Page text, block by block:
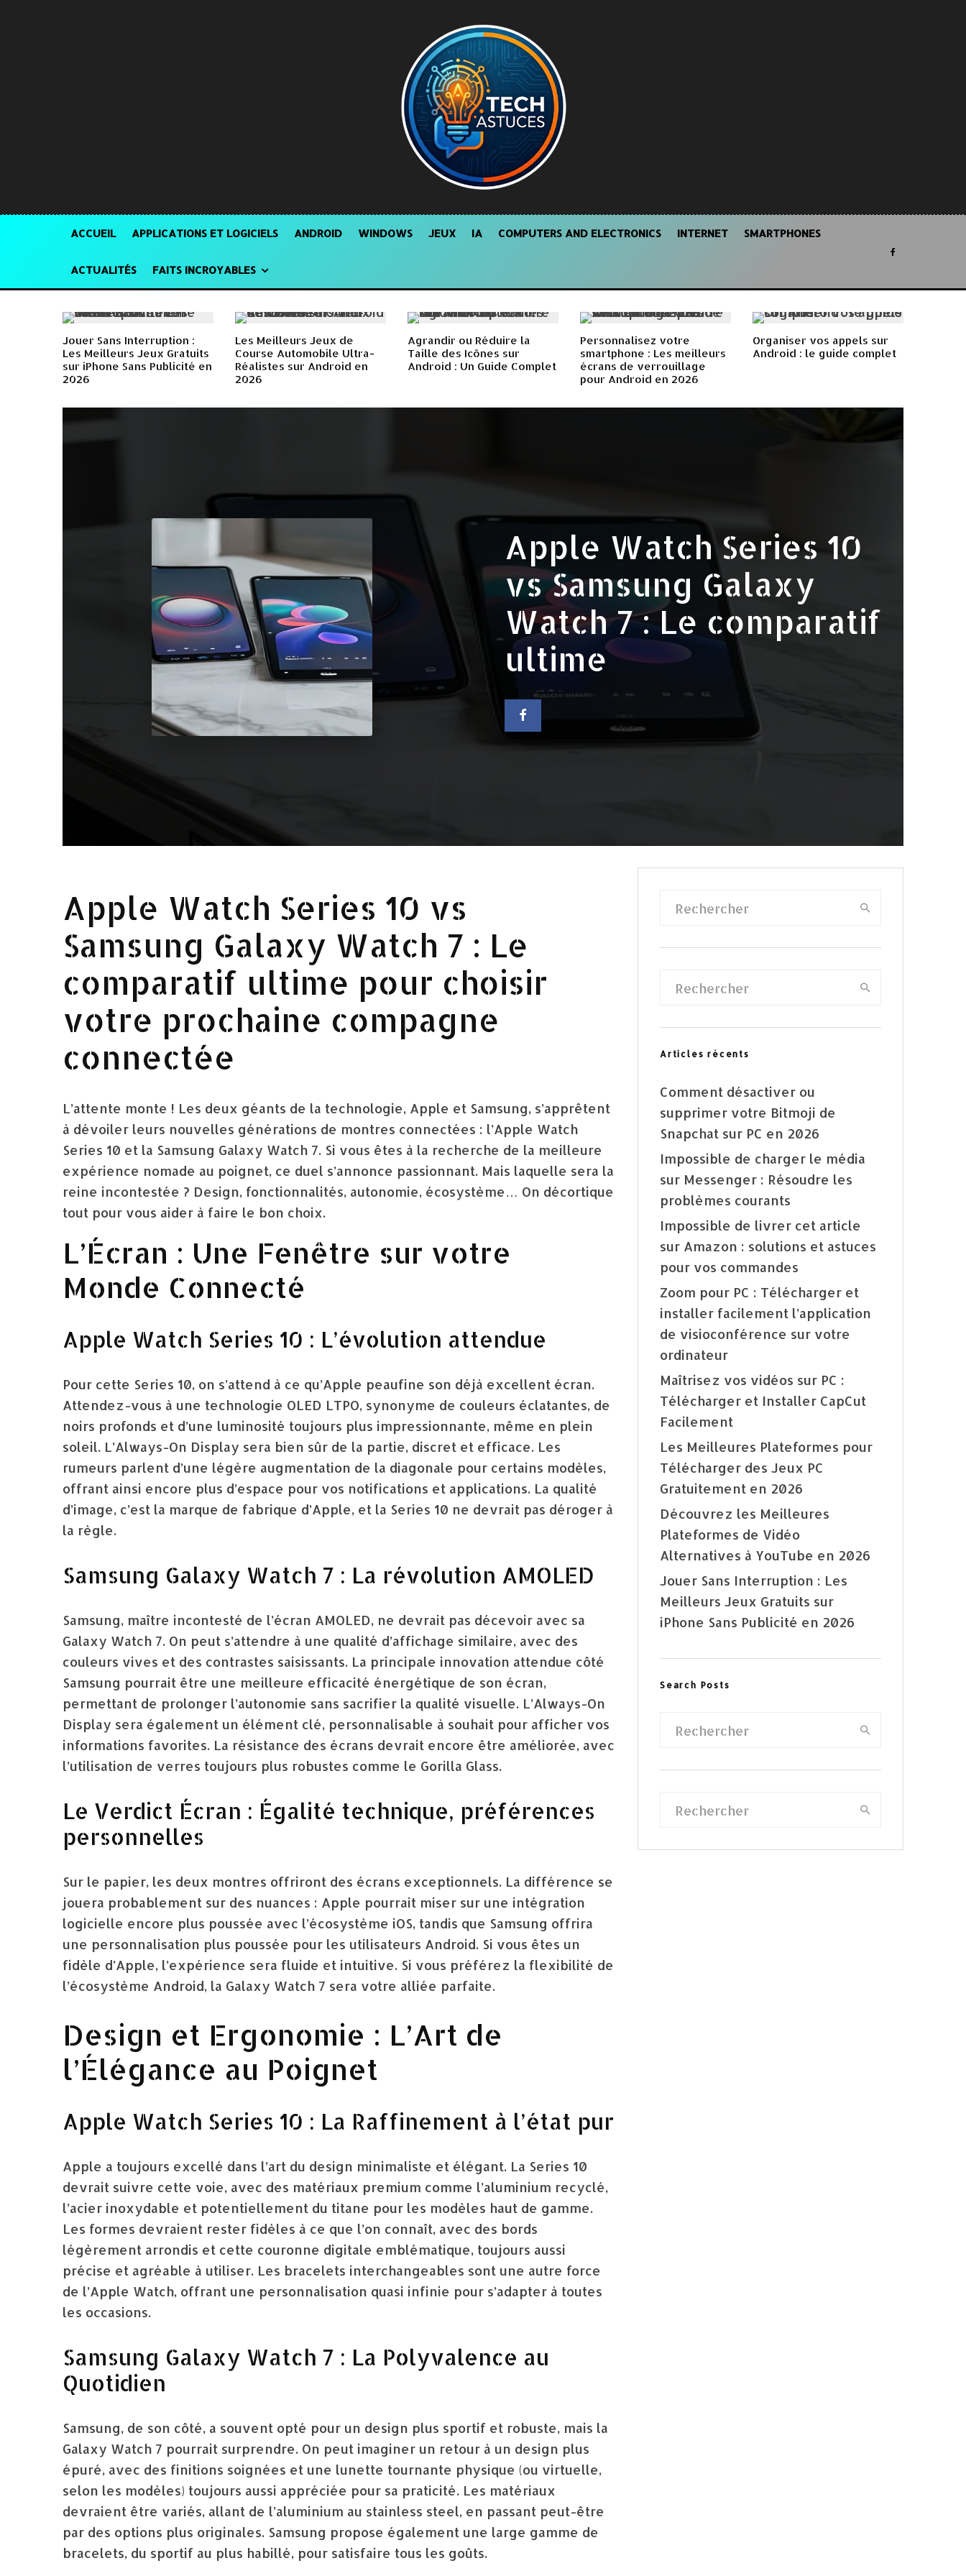
ACCUEIL APPLICATIONS ET LOGICIELS ANDROID WINDOWS JEUX IA COMPUTERS AND ELECTRONICS INTERNET SMARTPHONES
ACTUALITÉS FAITS INCROYABLES
Jouer Sans Interruption :
Les Meilleurs Jeux Gratuits
sur iPhone Sans Publicité en
2026
Les Meilleurs Jeux de
Course Automobile Ultra-
Réalistes sur Android en
2026
Agrandir ou Réduire la
Taille des Icônes sur
Android : Un Guide Complet
Personnalisez votre
smartphone : Les meilleurs
écrans de verrouillage
pour Android en 2026
Organiser vos appels sur
Android : le guide complet
Apple Watch Series 10
vs Samsung Galaxy
Watch 7 : Le comparatif
ultime
Apple Watch Series 10 vs
Samsung Galaxy Watch 7 : Le
comparatif ultime pour choisir
votre prochaine compagne
connectée
L’attente monte ! Les deux géants de la technologie, Apple et Samsung, s’apprêtent
à dévoiler leurs nouvelles générations de montres connectées : l’Apple Watch
Series 10 et la Samsung Galaxy Watch 7. Si vous êtes à la recherche de la meilleure
expérience nomade au poignet, ce duel s’annonce passionnant. Mais laquelle sera la
reine incontestée ? Design, fonctionnalités, autonomie, écosystème… On décortique
tout pour vous aider à faire le bon choix.
L’Écran : Une Fenêtre sur votre
Monde Connecté
Apple Watch Series 10 : L’évolution attendue
Pour cette Series 10, on s’attend à ce qu’Apple peaufine son déjà excellent écran.
Attendez-vous à une technologie OLED LTPO, synonyme de couleurs éclatantes, de
noirs profonds et d’une luminosité toujours plus impressionnante, même en plein
soleil. L’Always-On Display sera bien sûr de la partie, discret et efficace. Les
rumeurs parlent d’une légère augmentation de la diagonale pour certains modèles,
offrant ainsi encore plus d’espace pour vos notifications et applications. La qualité
d’image, c’est la marque de fabrique d’Apple, et la Series 10 ne devrait pas déroger à
la règle.
Samsung Galaxy Watch 7 : La révolution AMOLED
Samsung, maître incontesté de l’écran AMOLED, ne devrait pas décevoir avec sa
Galaxy Watch 7. On peut s’attendre à une qualité d’affichage similaire, avec des
couleurs vives et des contrastes saisissants. La principale innovation attendue côté
Samsung pourrait être une meilleure efficacité énergétique de son écran,
permettant de prolonger l’autonomie sans sacrifier la qualité visuelle. L’Always-On
Display sera également un élément clé, personnalisable à souhait pour afficher vos
informations favorites. La résistance des écrans devrait encore être améliorée, avec
l’utilisation de verres toujours plus robustes comme le Gorilla Glass.
Le Verdict Écran : Égalité technique, préférences
personnelles
Sur le papier, les deux montres offriront des écrans exceptionnels. La différence se
jouera probablement sur des nuances : Apple pourrait miser sur une intégration
logicielle encore plus poussée avec l’écosystème iOS, tandis que Samsung offrira
une personnalisation plus poussée pour les utilisateurs Android. Si vous êtes un
fidèle d’Apple, l’expérience sera fluide et intuitive. Si vous préférez la flexibilité de
l’écosystème Android, la Galaxy Watch 7 sera votre alliée parfaite.
Design et Ergonomie : L’Art de
l’Élégance au Poignet
Apple Watch Series 10 : La Raffinement à l’état pur
Apple a toujours excellé dans l’art du design minimaliste et élégant. La Series 10
devrait suivre cette voie, avec des matériaux premium comme l’aluminium recyclé,
l’acier inoxydable et potentiellement du titane pour les modèles haut de gamme.
Les formes devraient rester fidèles à ce que l’on connaît, avec des bords
légèrement arrondis et cette couronne digitale emblématique, toujours aussi
précise et agréable à utiliser. Les bracelets interchangeables sont une autre force
de l’Apple Watch, offrant une personnalisation quasi infinie pour s’adapter à toutes
les occasions.
Samsung Galaxy Watch 7 : La Polyvalence au
Quotidien
Samsung, de son côté, a souvent opté pour un design plus sportif et robuste, mais la
Galaxy Watch 7 pourrait surprendre. On peut imaginer un retour à un design plus
épuré, avec des finitions soignées et une lunette tournante physique (ou virtuelle,
selon les modèles) toujours aussi appréciée pour sa praticité. Les matériaux
devraient être variés, allant de l’aluminium au stainless steel, en passant peut-être
par des options plus originales. Samsung propose également une large gamme de
bracelets, du sportif au plus habillé, pour satisfaire tous les goûts.
Articles récents
Comment désactiver ou
supprimer votre Bitmoji de
Snapchat sur PC en 2026
Impossible de charger le média
sur Messenger : Résoudre les
problèmes courants
Impossible de livrer cet article
sur Amazon : solutions et astuces
pour vos commandes
Zoom pour PC : Télécharger et
installer facilement l’application
de visioconférence sur votre
ordinateur
Maîtrisez vos vidéos sur PC :
Télécharger et Installer CapCut
Facilement
Les Meilleures Plateformes pour
Télécharger des Jeux PC
Gratuitement en 2026
Découvrez les Meilleures
Plateformes de Vidéo
Alternatives à YouTube en 2026
Jouer Sans Interruption : Les
Meilleurs Jeux Gratuits sur
iPhone Sans Publicité en 2026
Search Posts